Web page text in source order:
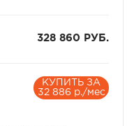
328 860 РУБ.
КУПИТЬ ЗА
32 886 р./мес